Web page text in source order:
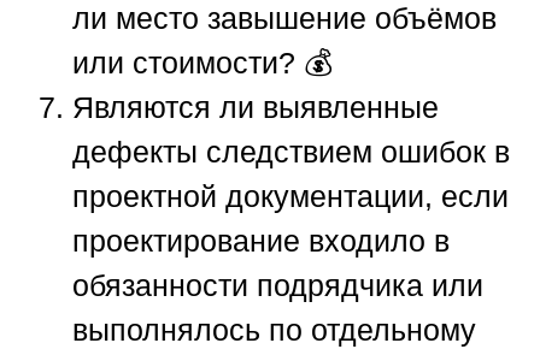
ли место завышение объёмов
или стоимости? 💰
Являются ли выявленные
дефекты следствием ошибок в
проектной документации, если
проектирование входило в
обязанности подрядчика или
выполнялось по отдельному